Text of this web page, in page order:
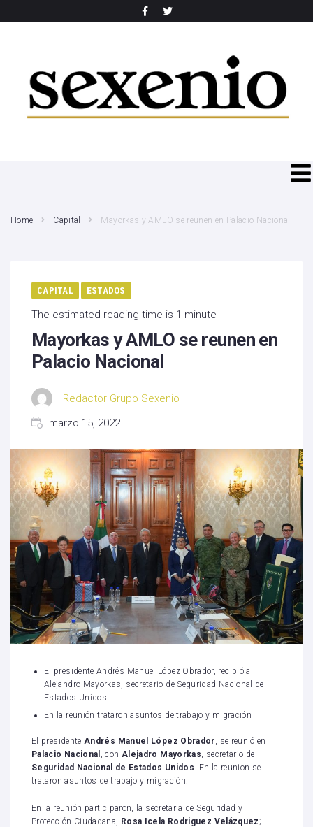
Home Capital Mayorkas y AMLO se reunen en Palacio Nacional
CAPITAL ESTADOS
The estimated reading time is 1 minute
Mayorkas y AMLO se reunen en
Palacio Nacional
Redactor Grupo Sexenio
marzo 15, 2022
El presidente Andrés Manuel López Obrador, recibió a
Alejandro Mayorkas, secretario de Seguridad Nacional de
Estados Unidos
En la reunión trataron asuntos de trabajo y migración
El presidenteAndrés Manuel López Obrador, se reunió en
Palacio Nacional , con Alejadro Mayorkas, secretario de
Seguridad Nacional de Estados Unidos. En la reunion se
trataron asuntos de trabajo y migración.
En la reunión participaron, la secretaria de Seguridad y
Protección Ciudadana, Rosa Icela Rodriguez Velázquez;
SEARCH THIS WEBSITE